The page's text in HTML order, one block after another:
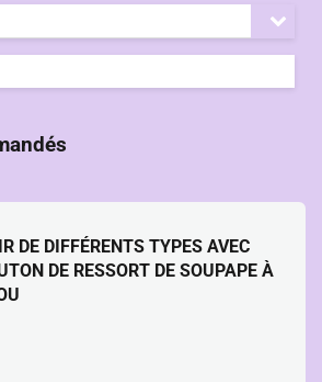
DE DIFFÉRENTS TYPES AVEC
DE RESSORT DE SOUPAPE À